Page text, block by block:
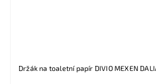
Držák na toaletní papír DIVIO MEXEN